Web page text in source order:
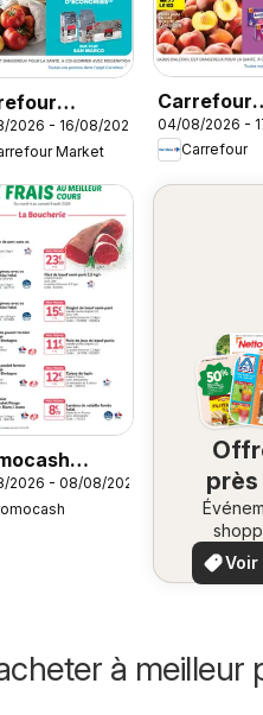
2026 - 16/08/2026
Market
Carrefour
catalogue
04/08/2026 -
Carrefour
cours
2026 - 08/08/2026
près
locaux
Voir
à meilleur